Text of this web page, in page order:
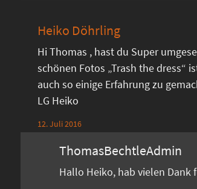
Heiko Döhrling
Hi Thomas , hast du Super
schönen Fotos „Trash the dress“
auch so einige Erfahrung zu
LG Heiko
12. Juli 2016
ThomasBechtleAdmin
Hallo Heiko, hab vielen Dank